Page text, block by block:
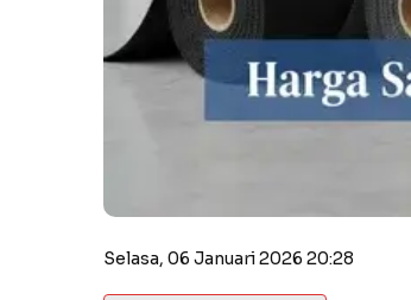
Selasa, 06 Januari 2026 20:28